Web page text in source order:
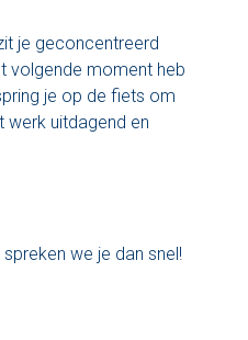
je geconcentreerd
volgende moment heb
je op de fiets om
werk uitdagend en
we je dan snel!